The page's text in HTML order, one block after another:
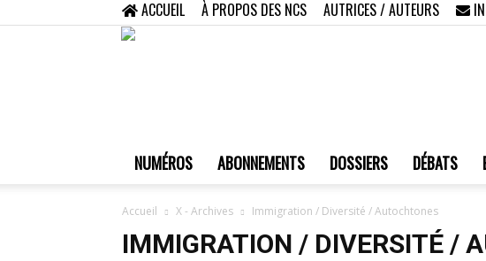
ACCUEIL À PROPOS DES NCS AUTRICES / AUTEURS
NUMÉROS ABONNEMENTS DOSSIERS DÉBATS
Accueil X - Archives Immigration / Diversité / Autochtones
IMMIGRATION / DIVERSITÉ /